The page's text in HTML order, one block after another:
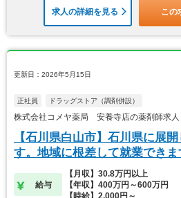
求人の詳細を見る この
更新日：2026年5月15日
正社員 ドラッグストア（調剤併設）
株式会社コメヤ薬局 安養寺店の薬剤師求人
【石川県白山市】石川県に展
す。地域に根差して就業できま
給与
【月収】30.8万円以上
【年収】400万円～600万円
【時給】2,000円～